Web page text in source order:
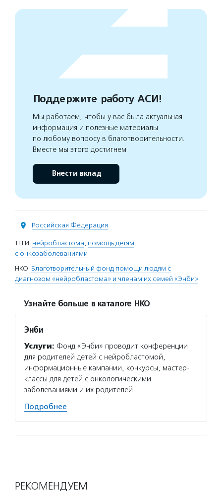
Поддержите работу АСИ!
Мы работаем, чтобы у вас была актуальная
информация и полезные материалы
по любому вопросу в благотворительности.
Вместе мы этого достигнем
Внести вклад
Российская Федерация
ТЕГИ: нейробластома, помощь детям
с онкозаболеваниями
НКО: Благотворительный фонд помощи людям с
диагнозом «нейробластома» и членам их семей «Энби»
Узнайте больше в каталоге НКО
Энби
Услуги: Фонд «Энби» проводит конференции
для родителей детей с нейробластомой,
информационные кампании, конкурсы, мастер-
классы для детей с онкологическими
заболеваниями и их родителей.
Подробнее
РЕКОМЕНДУЕМ